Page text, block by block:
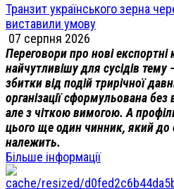
Транзит українського зерна
виставили умову
07 серпня 2026
Переговори про нові
найчутливішу для сусідів
збитки від подій трирічної
організації сформульована
але з чіткою вимогою. А
цього ще один чинник, який до
належить.
Більше інформації